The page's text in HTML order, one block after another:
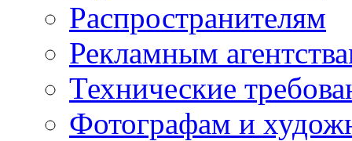
Распространителям
Рекламным
Технические
Фотографам и